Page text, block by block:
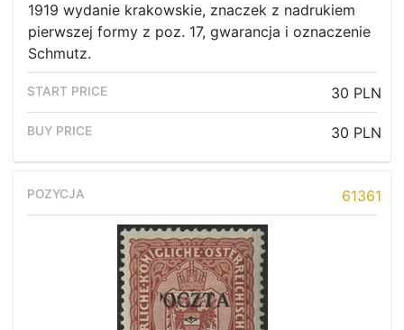
1919 wydanie krakowskie, znaczek z nadrukiem
pierwszej formy z poz. 17, gwarancja i oznaczenie
Schmutz.
30 PLN
30 PLN
61361